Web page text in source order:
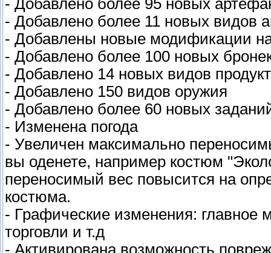
- Добавлено более 95 новых
- Добавлено более 11 новых видов
- Добавлены новые модификации
- Добавлено более 100 новых
- Добавлено 14 новых видов
- Добавлено 150 видов оружия
- Добавлено более 60 новых
- Изменена погода
- Увеличен максимально
вы оденете, например костюм
переносимый вес повысится на
костюма.
- Графические изменения:
торговли и т.д
- Активирована возможность